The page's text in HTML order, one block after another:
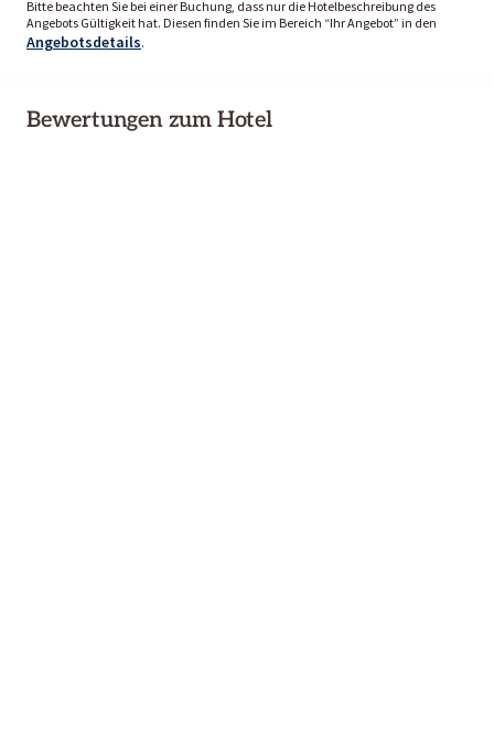
Bitte beachten Sie bei einer Buchung, dass nur die Hotelbeschreibung des
Angebots Gültigkeit hat. Diesen finden Sie im Bereich “Ihr Angebot” in den
Angebotsdetails.
Bewertungen zum Hotel